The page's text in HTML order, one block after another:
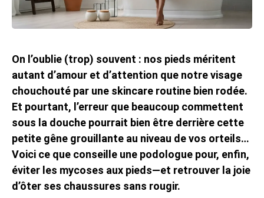
On l’oublie (trop) souvent : nos pieds méritent
autant d’amour et d’attention que notre visage
chouchouté par une skincare routine bien rodée.
Et pourtant, l’erreur que beaucoup commettent
sous la douche pourrait bien être derrière cette
petite gêne grouillante au niveau de vos orteils…
Voici ce que conseille une podologue pour, enfin,
éviter les mycoses aux pieds—et retrouver la joie
d’ôter ses chaussures sans rougir.